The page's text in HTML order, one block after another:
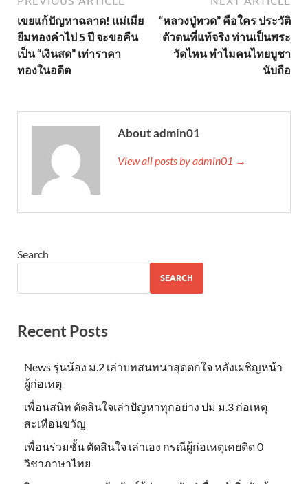
เขยแก้ปัญหาฉลาด! แม่เมีย
ยืมทองคำไป 5 ปี จะขอคืน
เป็น “เงินสด” เท่าราคา
ทองในอดีต
“หลวงปู่ทวด” คือใคร ประวัติ
ตัวตนที่แท้จริง ท่านเป็นพระ
วัดไหน ทำไมคนไทยบูชา
นับถือ
About admin01
View all posts by admin01 →
Search
SEARCH
Recent Posts
News รุ่นน้อง ม.2 เล่าบทสนทนาสุดตกใจ หลังเผชิญหน้า
ผู้ก่อเหตุ
เพื่อนสนิท ตัดสินใจเล่าปัญหาทุกอย่าง ปม ม.3 ก่อเหตุ
สะเทือนขวัญ
เพื่อนร่วมชั้น ตัดสินใจ เล่าเอง กรณีผู้ก่อเหตุเคยติด 0
วิชาภาษาไทย